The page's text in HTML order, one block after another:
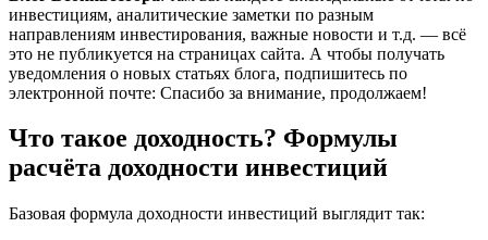
инвестициям, аналитические заметки по разным
направлениям инвестирования, важные новости и т.д. — всё
это не публикуется на страницах сайта. А чтобы получать
уведомления о новых статьях блога, подпишитесь по
электронной почте: Спасибо за внимание, продолжаем!
Что такое доходность? Формулы
расчёта доходности инвестиций
Базовая формула доходности инвестиций выглядит так: